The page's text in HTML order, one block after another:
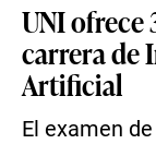
UNI ofrece
carrera de
Artificial
El examen